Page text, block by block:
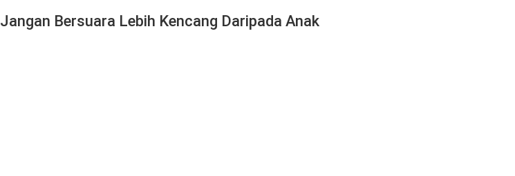
Jangan Bersuara Lebih Kencang Daripada Anak